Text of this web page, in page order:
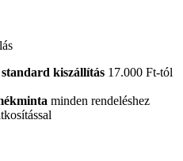
kiszállítás 17.000 Ft-tól
minden rendeléshez